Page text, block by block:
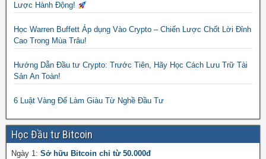
Lược Hành Động!
Học Warren Buffett Áp dụng Vào Crypto – Chiến Lược Chốt Lời Đỉnh
Cao Trong Mùa Trâu!
Hướng Dẫn Đầu tư Crypto: Trước Tiên, Hãy Học Cách Lưu Trữ Tài
Sản An Toàn!
6 Luật Vàng Để Làm Giàu Từ Nghề Đầu Tư
Học Đầu tư Bitcoin
Ngày 1: Sở hữu Bitcoin chỉ từ 50.000đ